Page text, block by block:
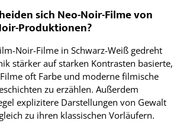
sich Neo-Noir-Filme von
Produktionen?
Noir-Filme in Schwarz-Weiß gedreht
stärker auf starken Kontrasten basierte,
oft Farbe und moderne filmische
zu erzählen. Außerdem
explizitere Darstellungen von Gewalt
zu ihren klassischen Vorläufern.